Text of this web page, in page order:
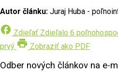
Autor článku: Juraj Huba -
facebook Zdieľať Zdieľalo 6
prvý print Zobraziť ako PDF
Odber nových článkov na e-